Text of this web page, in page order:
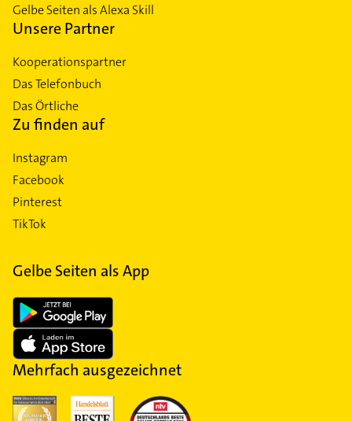
Gelbe Seiten als Alexa Skill
Unsere Partner
Kooperationspartner
Das Telefonbuch
Das Örtliche
Zu finden auf
Instagram
Facebook
Pinterest
TikTok
Gelbe Seiten als App
Mehrfach ausgezeichnet